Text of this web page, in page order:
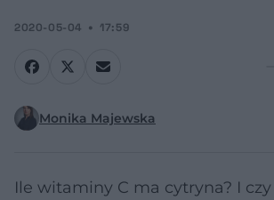
2020-05-04 17:59
Monika Majewska
Ile witaminy C ma cytryna? I